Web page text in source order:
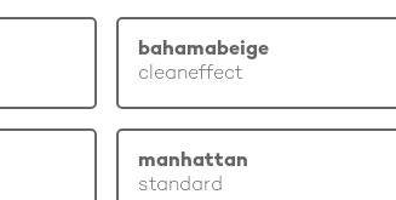
bahamabeige
cleaneffect
manhattan
standard